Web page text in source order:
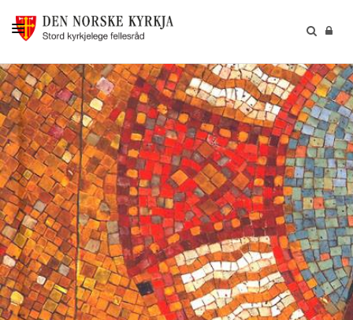
KALENDER
GUDSTENESTER
DÅP VIGSEL GRAVFERD
BARN OG UNGDOM
SOKNERÅDA
INFORMASJON
KONTAKT OSS
GI EI GÅVE